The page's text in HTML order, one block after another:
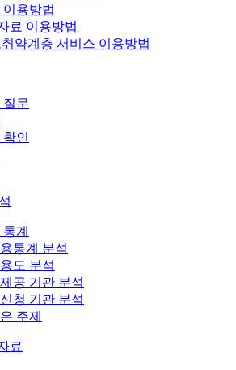
용방법
료 이용방법
약계층 서비스 이용방법
질문
인
계
통계 분석
도 분석
공 기관 분석
청 기관 분석
주제
료